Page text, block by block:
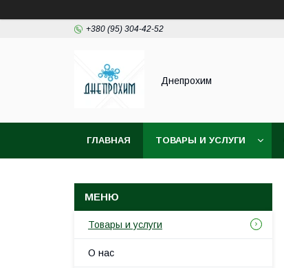
+380 (95) 304-42-52
Днепрохим
ГЛАВНАЯ ТОВАРЫ И УСЛУГИ
Товары и услуги
О нас